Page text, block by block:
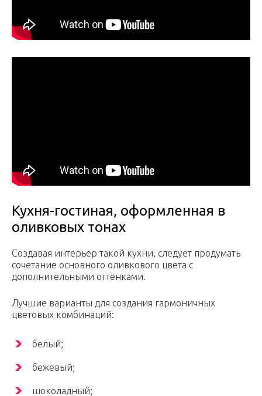
Кухня-гостиная, оформленная в
оливковых тонах
Создавая интерьер такой кухни, следует продумать
сочетание основного оливкового цвета с
дополнительными оттенками.
Лучшие варианты для создания гармоничных
цветовых комбинаций:
белый;
бежевый;
шоколадный;